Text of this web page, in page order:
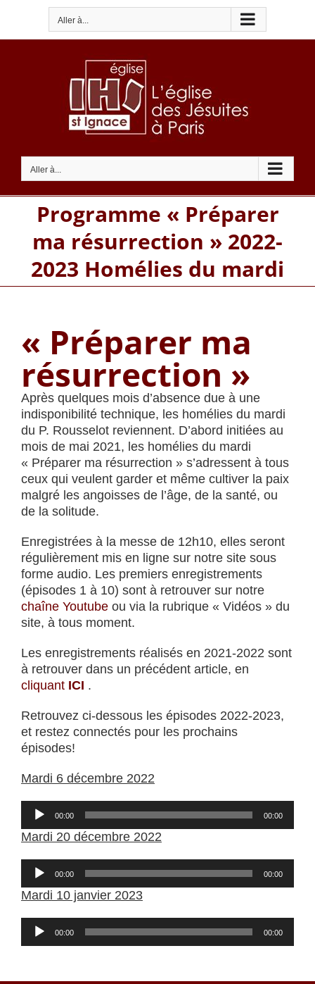
contenu
Aller à...
Aller à...
Programme « Préparer
ma résurrection » 2022-
2023 Homélies du mardi
« Préparer ma
résurrection »
Après quelques mois d’absence due à une
indisponibilité technique, les homélies du mardi
du P. Rousselot reviennent. D’abord initiées au
mois de mai 2021, les homélies du mardi
« Préparer ma résurrection » s’adressent à tous
ceux qui veulent garder et même cultiver la paix
malgré les angoisses de l’âge, de la santé, ou
de la solitude.
Enregistrées à la messe de 12h10, elles seront
régulièrement mis en ligne sur notre site sous
forme audio. Les premiers enregistrements
(épisodes 1 à 10) sont à retrouver sur notre
chaîne Youtubeou via la rubrique « Vidéos » du
site, à tous moment.
Les enregistrements réalisés en 2021-2022 sont
à retrouver dans un précédent article, en
cliquant ICI .
Retrouvez ci-dessous les épisodes 2022-2023,
et restez connectés pour les prochains
épisodes!
Mardi 6 décembre 2022
Lecteur
audio
00:00 00:00
Mardi 20 décembre 2022
Lecteur
audio
00:00 00:00
Mardi 10 janvier 2023
Lecteur
audio
00:00 00:00